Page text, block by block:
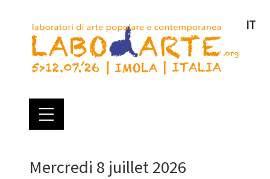
IT
Mercredi 8 juillet 2026